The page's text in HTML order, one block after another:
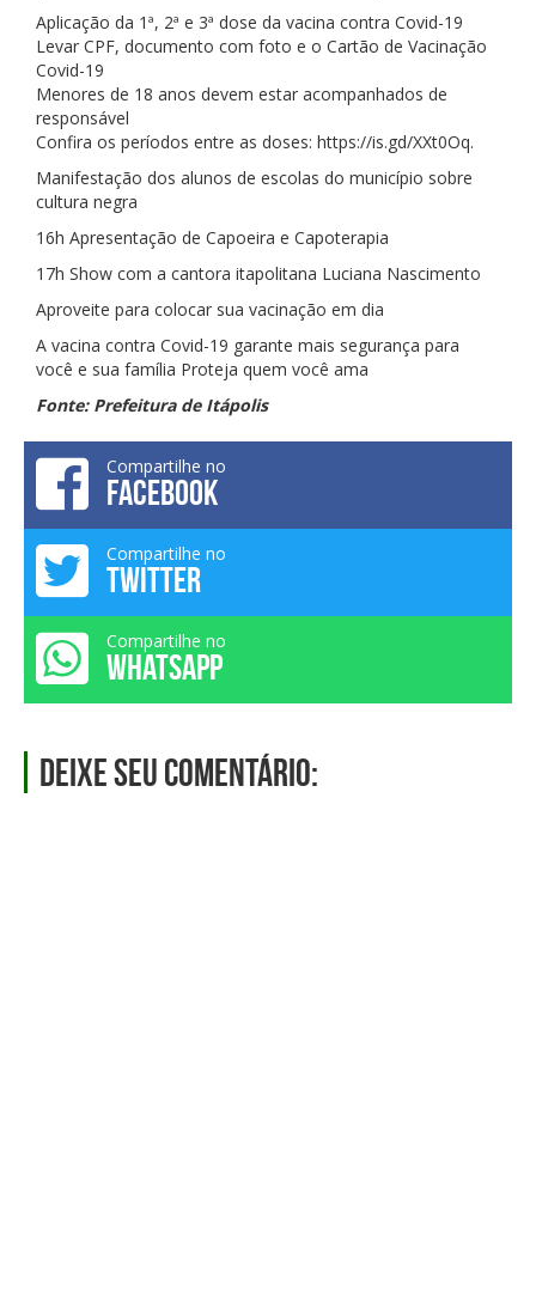
Aplicação da 1ª, 2ª e 3ª dose da vacina contra Covid-19
Levar CPF, documento com foto e o Cartão de Vacinação
Covid-19
Menores de 18 anos devem estar acompanhados de
responsável
Confira os períodos entre as doses: https://is.gd/XXt0Oq.
Manifestação dos alunos de escolas do município sobre
cultura negra
16h Apresentação de Capoeira e Capoterapia
17h Show com a cantora itapolitana Luciana Nascimento
Aproveite para colocar sua vacinação em dia
A vacina contra Covid-19 garante mais segurança para
você e sua família Proteja quem você ama
Fonte: Prefeitura de Itápolis
Compartilhe no
FACEBOOK
Compartilhe no
TWITTER
Compartilhe no
WHATSAPP
Deixe seu comentário: